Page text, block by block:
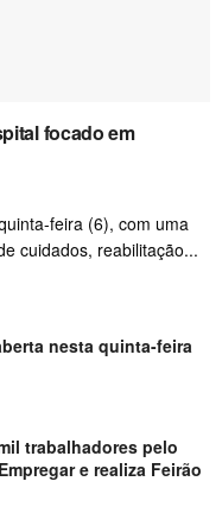
focado em
feira (6), com uma
cuidados, reabilitação...
nesta quinta-feira
trabalhadores pelo
e realiza Feirão